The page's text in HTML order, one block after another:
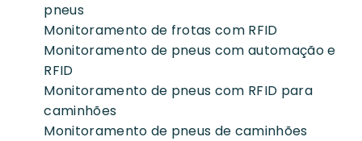
pneus
Monitoramento de frotas com RFID
Monitoramento de pneus com automação e
RFID
Monitoramento de pneus com RFID para
caminhões
Monitoramento de pneus de caminhões